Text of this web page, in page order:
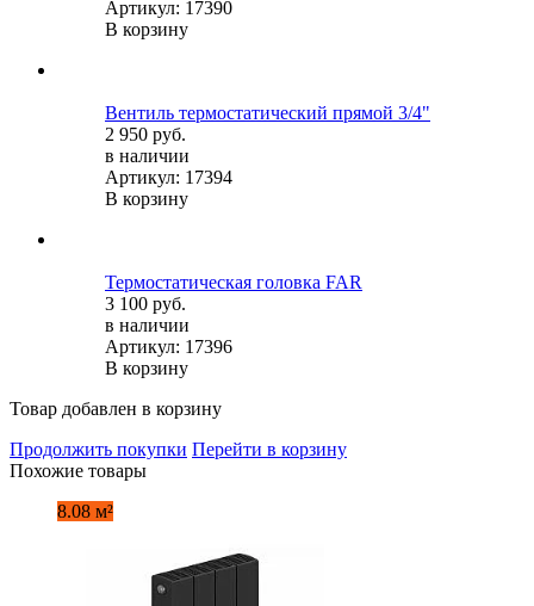
Артикул: 17390
В корзину
Вентиль термостатический прямой 3/4"
2 950 руб.
в наличии
Артикул: 17394
В корзину
Термостатическая головка FAR
3 100 руб.
в наличии
Артикул: 17396
В корзину
Товар добавлен в корзину
Продолжить покупки Перейти в корзину
Похожие товары
8.08 м²